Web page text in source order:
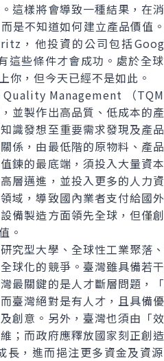
樣將會導致一種結果，在
是不知道如何建立產品價值
，他投資的公司包括
些條件才會成功。處於全
你，但今天已經不是如此。
Management （
並製作出高品質、低成本的
識發想至重要需求發現及產
係，由最低階的原物料、產
鍊的最底端，須投入大量資
層邁進，並投入更多的人力
域，導致國內業者支付給國
備製造方面領先全球，但僅
。
型大學、全球性工業聚落
球化的競爭。臺灣雖具備若
最關鍵的是人才斷層問題，
臺灣絕對是有人才，且具備
意。另外，臺灣也須由「效
；而政府應釋放國家刻正創
，進而挹注更多資金及資